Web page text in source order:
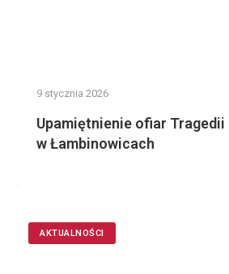
9 stycznia 2026
Upamiętnienie ofiar
w Łambinowicach
AKTUALNOŚCI